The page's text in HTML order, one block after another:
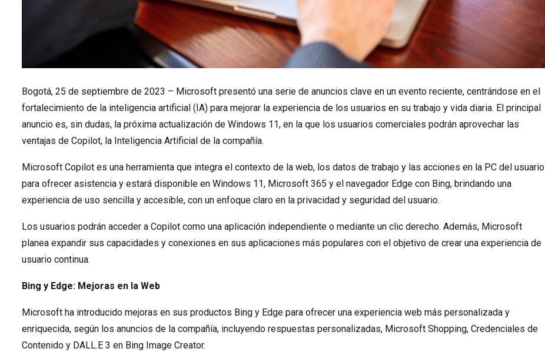
Bogotá, 25 de septiembre de 2023 – Microsoft presentó una serie de anuncios clave en un evento reciente, centrándose en el
fortalecimiento de la inteligencia artificial (IA) para mejorar la experiencia de los usuarios en su trabajo y vida diaria. El principal
anuncio es, sin dudas, la próxima actualización de Windows 11, en la que los usuarios comerciales podrán aprovechar las
ventajas de Copilot, la Inteligencia Artificial de la compañía.
Microsoft Copilot es una herramienta que integra el contexto de la web, los datos de trabajo y las acciones en la PC del usuario
para ofrecer asistencia y estará disponible en Windows 11, Microsoft 365 y el navegador Edge con Bing, brindando una
experiencia de uso sencilla y accesible, con un enfoque claro en la privacidad y seguridad del usuario.
Los usuarios podrán acceder a Copilot como una aplicación independiente o mediante un clic derecho. Además, Microsoft
planea expandir sus capacidades y conexiones en sus aplicaciones más populares con el objetivo de crear una experiencia de
usuario continua.
Bing y Edge: Mejoras en la Web
Microsoft ha introducido mejoras en sus productos Bing y Edge para ofrecer una experiencia web más personalizada y
enriquecida, según los anuncios de la compañía, incluyendo respuestas personalizadas, Microsoft Shopping, Credenciales de
Contenido y DALL.E 3 en Bing Image Creator.